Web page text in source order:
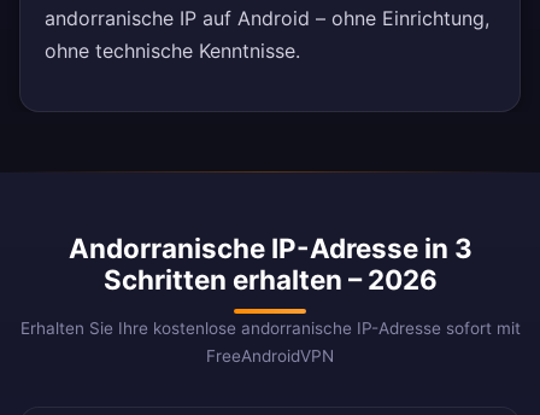
andorranische IP auf Android – ohne Einrichtung,
ohne technische Kenntnisse.
Andorranische IP-Adresse in 3
Schritten erhalten – 2026
Erhalten Sie Ihre kostenlose andorranische IP-Adresse sofort mit
FreeAndroidVPN